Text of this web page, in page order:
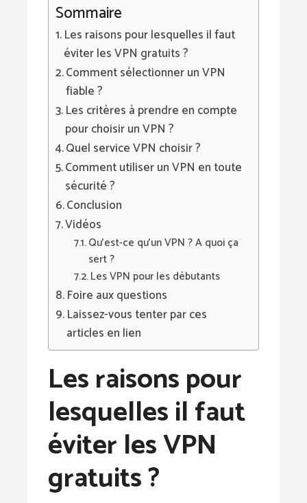
Sommaire
Les raisons pour lesquelles il faut
éviter les VPN gratuits ?
Comment sélectionner un VPN
fiable ?
Les critères à prendre en compte
pour choisir un VPN ?
Quel service VPN choisir ?
Comment utiliser un VPN en toute
sécurité ?
Conclusion
Vidéos
Qu'est-ce qu'un VPN ? A quoi ça
sert ?
Les VPN pour les débutants
Foire aux questions
Laissez-vous tenter par ces
articles en lien
Les raisons pour
lesquelles il faut
éviter les VPN
gratuits ?